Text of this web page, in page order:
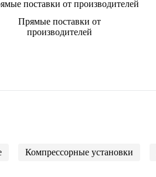
Прямые поставки от
производителей
Компрессорные установки